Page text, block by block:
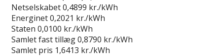
Netselskabet0,4899 kr./kWh
Energinet0,2021 kr./kWh
Staten 0,0100 kr./kWh
Samlet fast tillæg0,8790 kr./kWh
Samlet pris 1,6413 kr./kWh